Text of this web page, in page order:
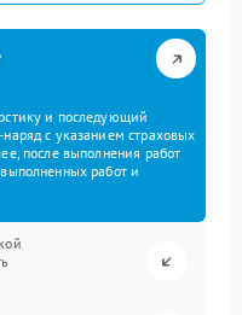
и последующий
с указанием страховых
после выполнения работ
работ и